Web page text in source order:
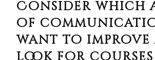
Consider which
of
want to improve